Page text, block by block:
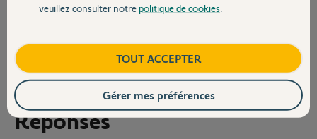
Contact
Jocelyn B.
Réponses
veuillez consulter notre politique de cookies
TOUT ACCEPTER
Gérer mes préférences